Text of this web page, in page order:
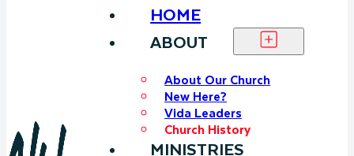
HOME
ABOUT
About Our Church
New Here?
Vida Leaders
Church History
MINISTRIES